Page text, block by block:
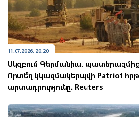
11.07.2026, 20:20
Սկզբում Գերմանիա,
Որտե՞ղ կկազմակերպվի Patriot
արտադրությունը. Reuters